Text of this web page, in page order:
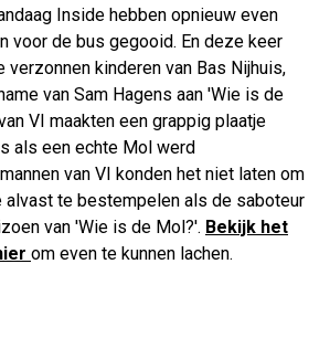
Inside hebben opnieuw even
voor de bus gegooid. En deze keer
verzonnen kinderen van Bas Nijhuis,
van Sam Hagens aan 'Wie is de
VI maakten een grappig plaatje
als een echte Mol werd
van VI konden het niet laten om
alvast te bestempelen als de saboteur
van 'Wie is de Mol?'. Bekijk het
om even te kunnen lachen.